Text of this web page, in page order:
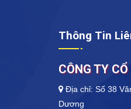
Thông Tin
CÔNG TY
Địa chỉ: Số 38
Dương